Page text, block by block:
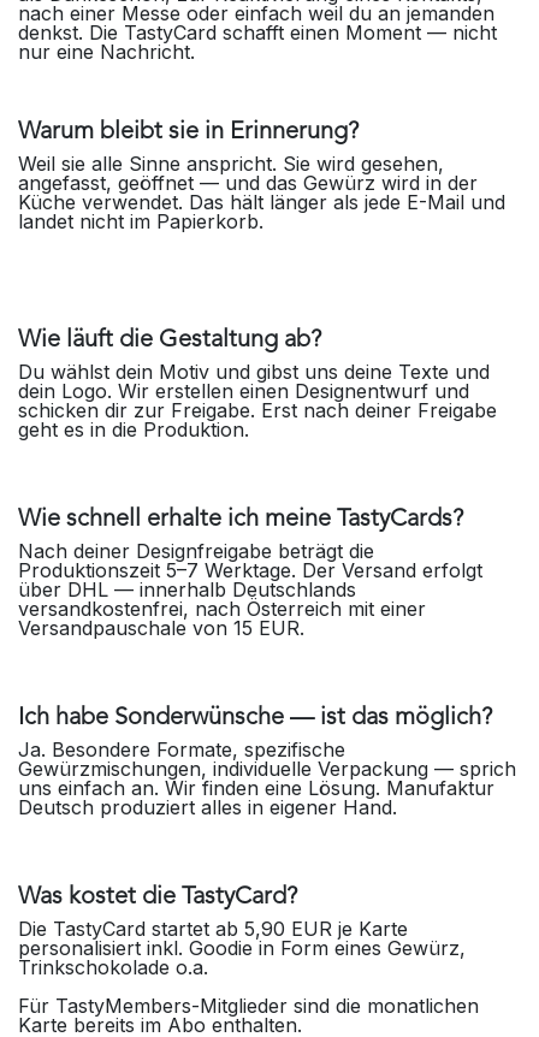
nach einer Messe oder einfach weil du an jemanden
denkst. Die TastyCard schafft einen Moment — nicht
nur eine Nachricht.
Warum bleibt sie in Erinnerung?
Weil sie alle Sinne anspricht. Sie wird gesehen,
angefasst, geöffnet — und das Gewürz wird in der
Küche verwendet. Das hält länger als jede E-Mail und
landet nicht im Papierkorb.
Wie läuft die Gestaltung ab?
Du wählst dein Motiv und gibst uns deine Texte und
dein Logo. Wir erstellen einen Designentwurf und
schicken dir zur Freigabe. Erst nach deiner Freigabe
geht es in die Produktion.
Wie schnell erhalte ich meine TastyCards?
Nach deiner Designfreigabe beträgt die
Produktionszeit 5–7 Werktage. Der Versand erfolgt
über DHL — innerhalb Deutschlands
versandkostenfrei, nach Österreich mit einer
Versandpauschale von 15 EUR.
Ich habe Sonderwünsche — ist das möglich?
Ja. Besondere Formate, spezifische
Gewürzmischungen, individuelle Verpackung — sprich
uns einfach an. Wir finden eine Lösung. Manufaktur
Deutsch produziert alles in eigener Hand.
Was kostet die TastyCard?
Die TastyCard startet ab 5,90 EUR je Karte
personalisiert inkl. Goodie in Form eines Gewürz,
Trinkschokolade o.a.
Für TastyMembers-Mitglieder sind die monatlichen
Karte bereits im Abo enthalten.